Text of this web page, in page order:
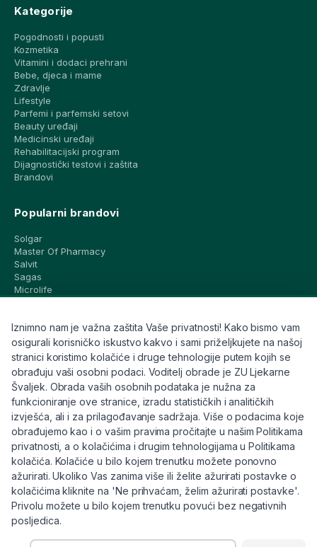
Kategorije
Pogodnosti i popusti
Kozmetika
Vitamini i dodaci prehrani
Bebe, djeca i mame
Zdravlje
Lifestyle
Parfemi i parfemski setovi
Beauty uređaji
Medicinski uređaji
Rehabilitacijski program
Dijagnostički testovi i zaštita
Brandovi
Popularni brandovi
Solgar
Master Of Pharmacy
Salvit
Sagas
Microlife
CeraVe
Eucerin
Avene
Bioderma
Svi brandovi
Info
Trebate pomoć ili imate pitanja?
+385 91 6191 901
info@eljekarna24.hr
Iznimno nam je važna zaštita Vaše privatnosti! Kako bismo vam
osigurali korisničko iskustvo kakvo i sami priželjkujete na našoj
stranici koristimo kolačiće i druge tehnologije putem kojih se
obrađuju vaši osobni podaci. Voditelj obrade je ZU Ljekarne
Švaljek. Obrada vaših osobnih podataka je nužna za
funkcioniranje ove stranice, izradu statističkih i analitičkih
izvješća, ali i za prilagođavanje sadržaja. Više o podacima koje
obrađujemo kao i o vašim pravima pročitajte u našim Politikama
privatnosti, a o kolačićima i drugim tehnologijama u Politikama
kolačića. Kolačiće u bilo kojem trenutku možete ponovno
ažurirati. Ukoliko Vas zanima više ili želite ažurirati postavke o
kolačićima kliknite na 'Ne prihvaćam, želim ažurirati postavke'.
Privolu možete u bilo kojem trenutku povući bez negativnih
posljedica.